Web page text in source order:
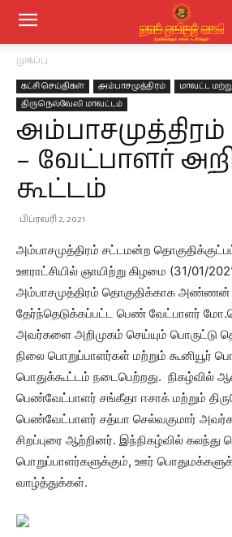
முகப்பு
கட்சி செய்திகள் அம்பாசமுத்திரம்
மாவட்ட
திருநெல்வேலி மாவட்டம்
– வேட்பாளர்
கூட்டம்
பிப்ரவரி 2, 2021
அம்பாசமுத்திரம் சட்டமன்ற
ஊராட்சியில் ஞாயிற்று கிழமை (31/01/
அம்பாசமுத்திரம் தொகுதிக்காக
தேர்ந்தெடுக்கப்பட்ட பெண் வேட்பாளர்
அவர்களை அறிமுகம் செய்யும் பொருட்டு
நிலை பொறுப்பாளர்கள் மற்றும் கூனியூர்
பொதுக்கூட்டம் நடைபெற்றது. நிகழ்வில்
பெண்வேட்பாளர் சங்கீதா ஈசாக் மற்றும்
பெண்வேட்பாளர் சத்யா செல்வகுமார்
சிறப்புரை ஆற்றினர். இந்நிகழ்வில்
பொறுப்பாளர்களுக்கும், ஊர்
வாழ்த்துக்கள்.